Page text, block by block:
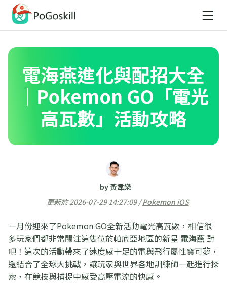
電海燕進化與配招大全
｜Pokemon GO「電光
高瓦數」活動攻略
by 黃韋樂
更新於 2026-07-29 14:27:09 /Pokemon iOS
一月份迎來了Pokemon GO全新活動電光高瓦數，相信很
多玩家們都非常關注這隻位於帕底亞地區的新星 電海燕對
吧！這次的活動帶來了速度感十足的電與飛行屬性寶可夢，
還結合了全球大挑戰，讓玩家與世界各地訓練師一起進行探
索，在競技與捕捉中感受高壓電流的快感。